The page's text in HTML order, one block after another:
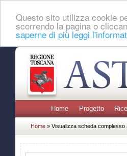
Questo sito utilizza cookie
scorrendo la pagina o
saperne di più leggi
Home Progetto
Home » Visualizza scheda complesso